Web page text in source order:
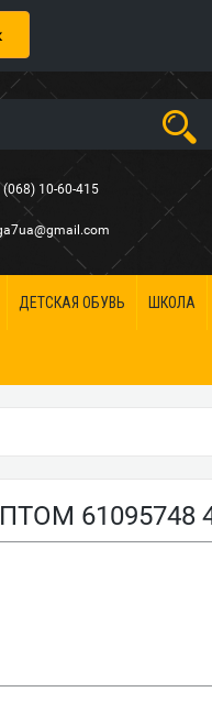
(068) 10-60-415
ДЕТСКАЯ ОБУВЬ ШКОЛА
61095748